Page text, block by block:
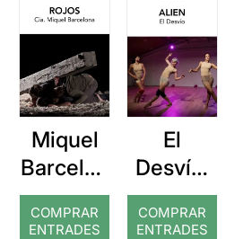
Miquel
Barcelon
a: Rojos
COMPRAR
ENTRADES
El
Desvío:
Alien
COMPRAR
ENTRADES